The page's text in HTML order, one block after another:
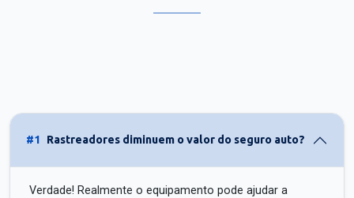
#1 Rastreadores diminuem o valor do seguro auto?
Verdade! Realmente o equipamento pode ajudar a